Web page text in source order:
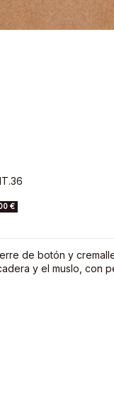
€
de botón y
y el muslo, con